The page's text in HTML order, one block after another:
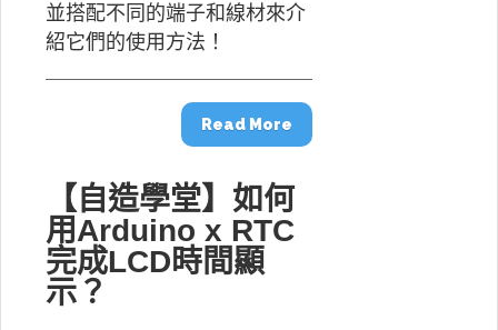
並搭配不同的端子和線材來介
紹它們的使用方法！
Read More
【自造學堂】如何
用Arduino x RTC
完成LCD時間顯
示？